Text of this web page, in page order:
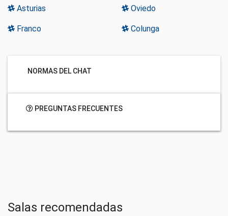
Asturias Oviedo
Franco Colunga
NORMAS DEL CHAT
PREGUNTAS FRECUENTES
Salas recomendadas